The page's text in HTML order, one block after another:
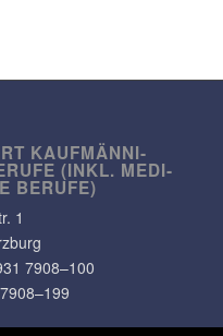
KAUF­MÄN­NI­
(INKL. MEDI­
BERUFE)
1
7908–100